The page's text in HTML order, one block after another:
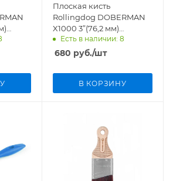
Плоская кисть
Rollingdog DOBERMAN
X1000 3”(76,2 мм)
синтетика арт.10269
Есть в наличии: 8
680 руб./шт
В КОРЗИНУ